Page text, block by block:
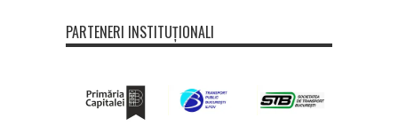
PARTENERI INSTITUȚIONALI